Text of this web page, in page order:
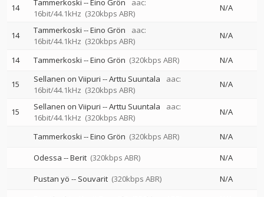
14 Tammerkoski -- Eino Grön
aac:
16bit/44.1kHz (320kbps ABR)
N/A
14 Tammerkoski --Eino Grön
aac:
16bit/44.1kHz (320kbps ABR)
N/A
14 Tammerkoski --Eino Grön (320kbps ABR) N/A
15 Sellanen on Viipuri --Arttu Suuntala
aac:
16bit/44.1kHz (320kbps ABR)
N/A
15 Sellanen on Viipuri --Arttu Suuntala
aac:
16bit/44.1kHz (320kbps ABR)
N/A
Tammerkoski --Eino Grön (320kbps ABR)
N/A
Odessa --Berit (320kbps ABR)
N/A
Pustan yö -- Souvarit (320kbps ABR)
N/A